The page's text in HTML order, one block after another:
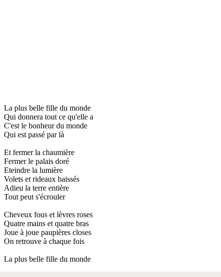
La plus belle fille du monde
Qui donnera tout ce qu'elle a
C'est le bonheur du monde
Qui est passé par là
Et fermer la chaumière
Fermer le palais doré
Eteindre la lumière
Volets et rideaux baissés
Adieu la terre entière
Tout peut s'écrouler
Cheveux fous et lèvres roses
Quatre mains et quatre bras
Joue à joue paupières closes
On retrouve à chaque fois
La plus belle fille du monde